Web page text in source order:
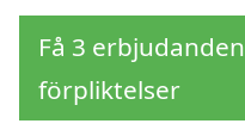
Få 3
förpliktelser